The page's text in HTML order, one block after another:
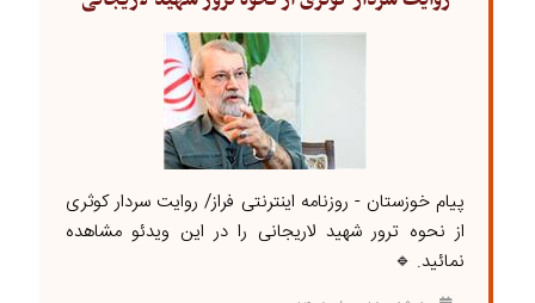
پیام خوزستان - روزنامه اینترنتی فراز/ روایت سردار کوثری
از نحوه ترور شهید لاریجانی را در این ویدئو مشاهده
نمائید. 🔹